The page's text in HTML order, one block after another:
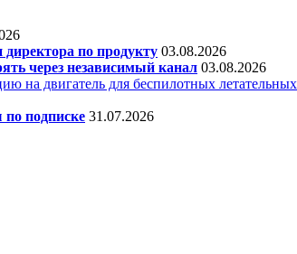
по продукту 03.08.2026
через независимый канал 03.08.2026
на двигатель для беспилотных
подписке 31.07.2026